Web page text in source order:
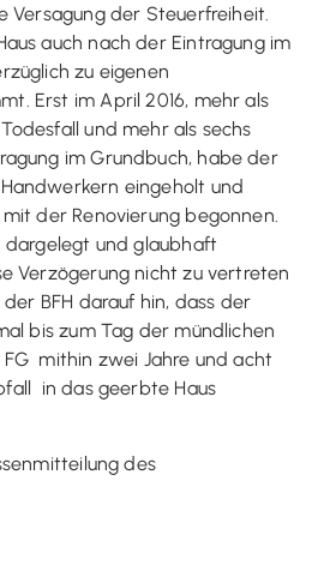
Versagung der Steuerfreiheit.
auch nach der Eintragung im
zu eigenen
Erst im April 2016, mehr als
und mehr als sechs
im Grundbuch, habe der
eingeholt und
der Renovierung begonnen.
dargelegt und glaubhaft
Verzögerung nicht zu vertreten
BFH darauf hin, dass der
bis zum Tag der mündlichen
 mithin zwei Jahre und acht
 in das geerbte Haus
des